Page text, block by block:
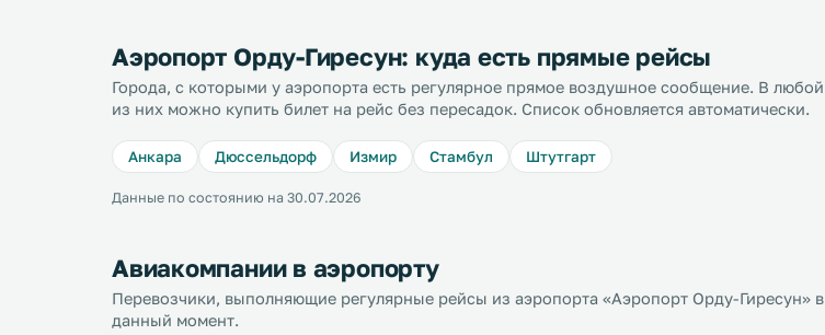
Аэропорт Орду-Гиресун: куда есть прямые рейсы
Города, с которыми у аэропорта есть регулярное прямое воздушное сообщение. В любой
из них можно купить билет на рейс без пересадок. Список обновляется автоматически.
Анкара Дюссельдорф Измир Стамбул Штутгарт
Данные по состоянию на 30.07.2026
Авиакомпании в аэропорту
Перевозчики, выполняющие регулярные рейсы из аэропорта «Аэропорт Орду-Гиресун» в
данный момент.